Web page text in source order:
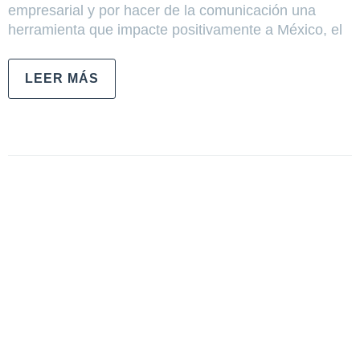
empresarial y por hacer de la comunicación una
herramienta que impacte positivamente a México, el
LEER MÁS